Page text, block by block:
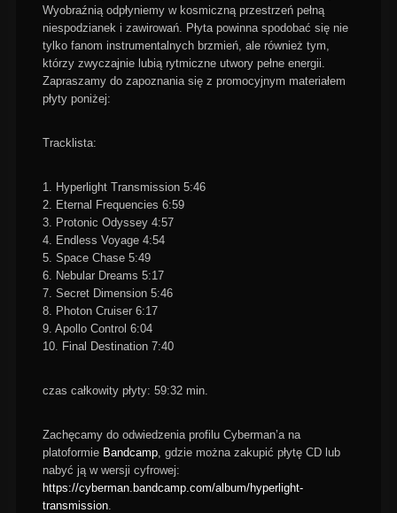
Wyobraźnią odpłyniemy w kosmiczną przestrzeń pełną
niespodzianek i zawirowań. Płyta powinna spodobać się nie
tylko fanom instrumentalnych brzmień, ale również tym,
którzy zwyczajnie lubią rytmiczne utwory pełne energii.
Zapraszamy do zapoznania się z promocyjnym materiałem
płyty poniżej:
Tracklista:
1. Hyperlight Transmission 5:46
2. Eternal Frequencies 6:59
3. Protonic Odyssey 4:57
4. Endless Voyage 4:54
5. Space Chase 5:49
6. Nebular Dreams 5:17
7. Secret Dimension 5:46
8. Photon Cruiser 6:17
9. Apollo Control 6:04
10. Final Destination 7:40
czas całkowity płyty: 59:32 min.
Zachęcamy do odwiedzenia profilu Cyberman’a na
platoformie Bandcamp, gdzie można zakupić płytę CD lub
nabyć ją w wersji cyfrowej:
https://cyberman.bandcamp.com/album/hyperlight-
transmission.